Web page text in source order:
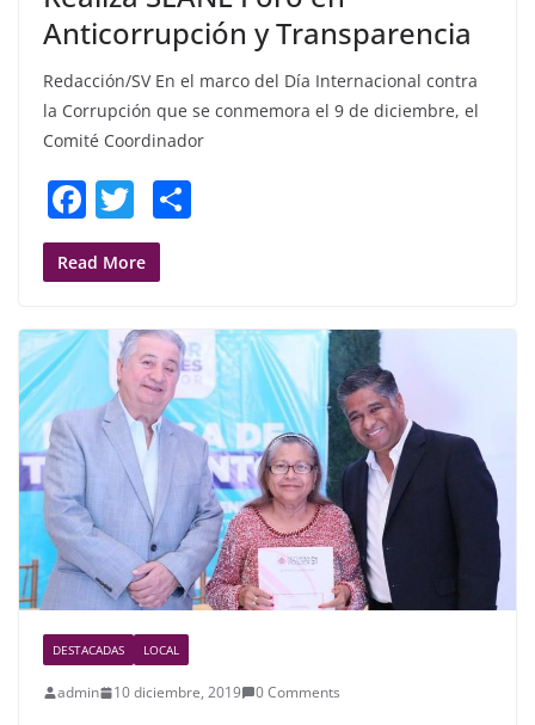
Anticorrupción y Transparencia
Redacción/SV En el marco del Día Internacional contra
la Corrupción que se conmemora el 9 de diciembre, el
Comité Coordinador
F
a
c
b
o
o
k
T
w
itt
Read More
DESTACADAS LOCAL
admin 10 diciembre, 2019 0 Comments